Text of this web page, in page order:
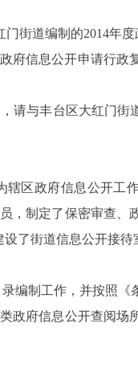
街道编制的2014年度
府信息公开申请行政
请与丰台区大红门
区政府信息公开工
制定了保密审查、
了街道信息公开接待
编制工作，并按照《
政府信息公开查阅场